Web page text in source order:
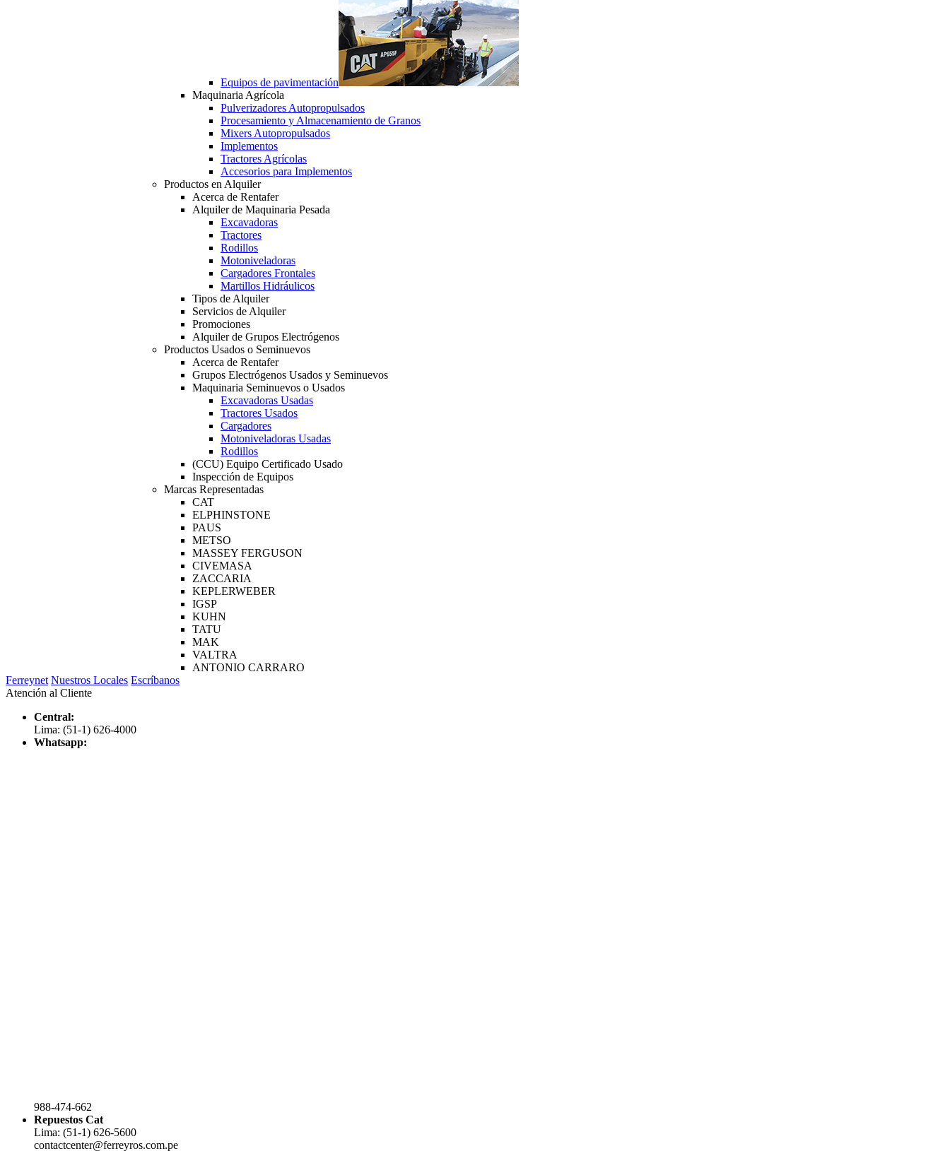
Equipos de pavimentación
Maquinaria Agrícola
Pulverizadores Autopropulsados
Procesamiento y Almacenamiento de Granos
Mixers Autopropulsados
Implementos
Tractores Agrícolas
Accesorios para Implementos
Productos en Alquiler
Acerca de Rentafer
Alquiler de Maquinaria Pesada
Excavadoras
Tractores
Rodillos
Motoniveladoras
Cargadores Frontales
Martillos Hidráulicos
Tipos de Alquiler
Servicios de Alquiler
Promociones
Alquiler de Grupos Electrógenos
Productos Usados o Seminuevos
Acerca de Rentafer
Grupos Electrógenos Usados y Seminuevos
Maquinaria Seminuevos o Usados
Excavadoras Usadas
Tractores Usados
Cargadores
Motoniveladoras Usadas
Rodillos
(CCU) Equipo Certificado Usado
Inspección de Equipos
Marcas Representadas
CAT
ELPHINSTONE
PAUS
METSO
MASSEY FERGUSON
CIVEMASA
ZACCARIA
KEPLERWEBER
IGSP
KUHN
TATU
MAK
VALTRA
ANTONIO CARRARO
Ferreynet Nuestros Locales Escríbanos
Atención al Cliente
Central:
Lima: (51-1) 626-4000
Whatsapp:
988-474-662
Repuestos Cat
Lima: (51-1) 626-5600
contactcenter@ferreyros.com.pe